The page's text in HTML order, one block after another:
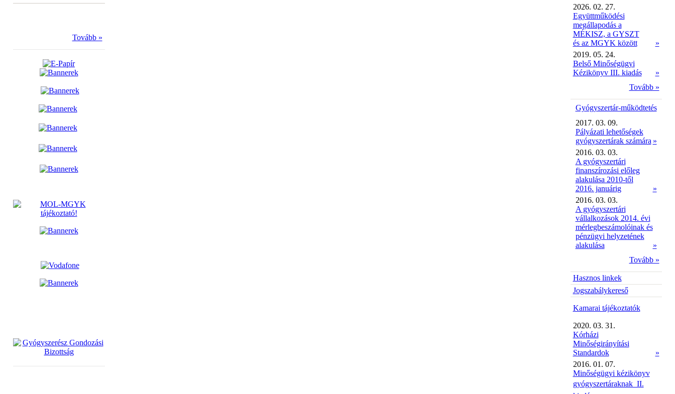
Tovább »
2026. 02. 27.
Együttműködési
megállapodás a
MÉKISZ, a GYSZT
és az MGYK között
»
2019. 05. 24.
Belső Minőségügyi
Kézikönyv III. kiadás
»
Tovább »
Gyógyszertár-működtetés
2017. 03. 09.
Pályázati lehetőségek
gyógyszertárak számára »
2016. 03. 03.
A gyógyszertári
finanszírozási előleg
alakulása 2010-től
2016. januárig
»
2016. 03. 03.
A gyógyszertári
vállalkozások 2014. évi
mérlegbeszámolóinak és
pénzügyi helyzetének
alakulása
»
Tovább »
Hasznos linkek
Jogszabálykereső
Kamarai tájékoztatók
2020. 03. 31.
Kórházi
Minőségirányítási
Standardok
»
2016. 01. 07.
Minőségügyi kézikönyv
gyógyszertáraknak  II.